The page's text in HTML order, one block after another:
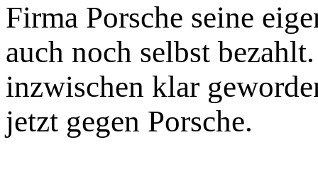
Firma Porsche seine
auch noch selbst
inzwischen klar
jetzt gegen Porsche.